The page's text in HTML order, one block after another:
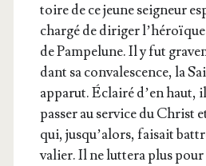
toire de ce jeune sei­gneur
char­gé de diri­ger
de Pam­pe­lune. Il y fut
dant sa conva­les­cence, la
appa­rut. Éclai­ré d’en haut,
pas­ser au ser­vice du Christ
qui, jus­qu’a­lors, fai­sait
va­lier. Il ne lut­te­ra plus